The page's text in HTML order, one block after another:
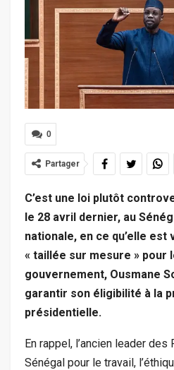
0
Partager
C’est une loi plutôt
le 28 avril dernier, au
nationale, en ce qu’elle est
« taillée sur mesure » pour
gouvernement, Ousmane
garantir son éligibilité à la
présidentielle.
En rappel, l’ancien leader
Sénégal pour le travail,